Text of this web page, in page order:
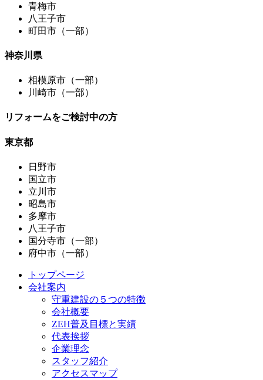
青梅市
八王子市
町田市（一部）
神奈川県
相模原市（一部）
川崎市（一部）
リフォームをご検討中の方
東京都
日野市
国立市
立川市
昭島市
多摩市
八王子市
国分寺市（一部）
府中市（一部）
トップページ
会社案内
守重建設の５つの特徴
会社概要
ZEH普及目標と実績
代表挨拶
企業理念
スタッフ紹介
アクセスマップ